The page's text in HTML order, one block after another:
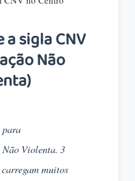
a sigla CNV
Não
para
Violenta. 3
muitos